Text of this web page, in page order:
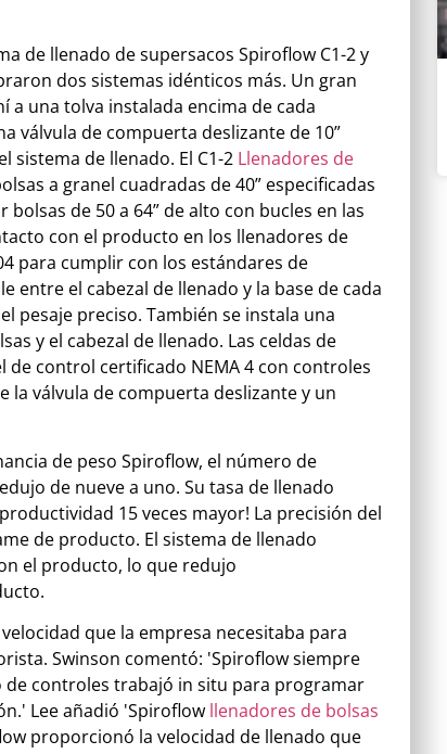
de llenado de supersacos Spiroflow C1-2 y
dos sistemas idénticos más. Un gran
una tolva instalada encima de cada
válvula de compuerta deslizante de 10”
de llenado. El C1-2 Llenadores de
a granel cuadradas de 40” especificadas
de 50 a 64” de alto con bucles en las
con el producto en los llenadores de
para cumplir con los estándares de
entre el cabezal de llenado y la base de cada
pesaje preciso. También se instala una
y el cabezal de llenado. Las celdas de
de control certificado NEMA 4 con controles
la válvula de compuerta deslizante y un
de peso Spiroflow, el número de
de nueve a uno. Su tasa de llenado
15 veces mayor! La precisión del
de producto. El sistema de llenado
el producto, lo que redujo
que la empresa necesitaba para
Swinson comentó: 'Spiroflow siempre
controles trabajó in situ para programar
Lee añadió 'Spiroflow llenadores de bolsas
proporcionó la velocidad de llenado que